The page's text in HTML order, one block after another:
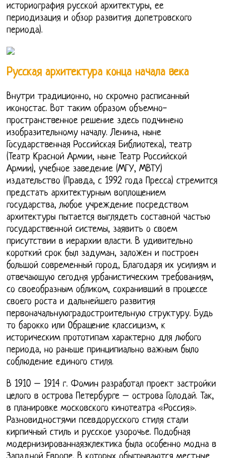
историография русской архитектуры, ее
периодизация и обзор развития допетровского
периода).
Русская архитектура конца начала века
Внутри традиционно, но скромно расписанный
иконостас. Вот таким образом объемно-
пространственное решение здесь подчинено
изобразительному началу. Ленина, ныне
Государственная Российская Библиотека), театр
(Театр Красной Армии, ныне Театр Российской
Армии), учебное заведение (МГУ, МВТУ)
издательство (Правда, с 1992 года Пресса) стремится
предстать архитектурным воплощением
государства, любое учреждение посредством
архитектуры пытается выглядеть составной частью
государственной системы, заявить о своем
присутствии в иерархии власти. В удивительно
короткий срок был задуман, заложен и построен
большой современный город, Благодаря их усилиям и
отвечающую сегодня урбанистическим требованиям,
со своеобразным обликом, сохранивший в процессе
своего роста и дальнейшего развития
первоначальнуюградостроительную структуру. Будь
то барокко или Обращение классицизм, к
историческим прототипам характерно для любого
периода, но раньше принципиально важным было
соблюдение единого стиля.
В 1910 – 1914 г. Фомин разработал проект застройки
целого в острова Петербурге – острова Голодай. Так,
в планировке московского кинотеатра «Россия».
Разновидностями псевдорусского стиля стали
кирпичный стиль и русское узорочье. Подобная
модернизированнаяэклектика была особенно модна в